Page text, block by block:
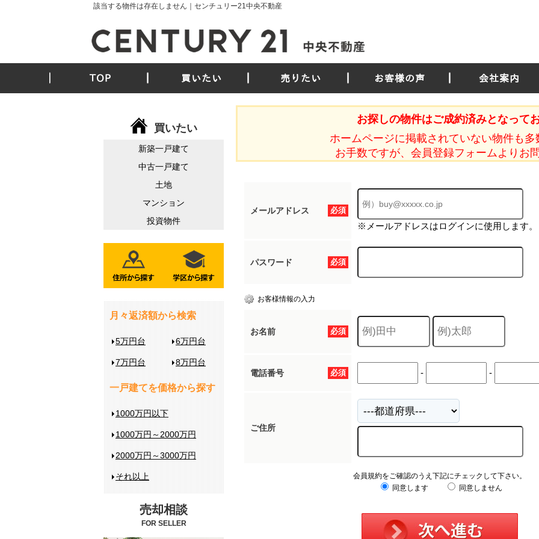
該当する物件は存在しません｜センチュリー21中央不動産
TOP 買いたい 売りたい お客様の声 会社案内
お探しの物件はご成約済みとなってお
ホームページに掲載されていない物件も多
お手数ですが、会員登録フォームよりお
必須
メールアドレス
※メールアドレスはログインに使用します。
必須
パスワード
お客様情報の入力
必須
お名前
必須
電話番号 - -
ご住所
会員規約をご確認のうえ下記にチェックして下さい。
同意します
同意しません
買いたい
新築一戸建て
中古一戸建て
土地
マンション
投資物件
月々返済額から検索
5万円台 6万円台
7万円台 8万円台
一戸建てを価格から探す
1000万円以下
1000万円～2000万円
2000万円～3000万円
それ以上
売却相談
FOR SELLER